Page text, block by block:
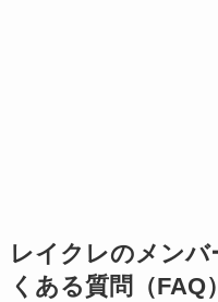
レイクレのメンバ
くある質問（FAQ）